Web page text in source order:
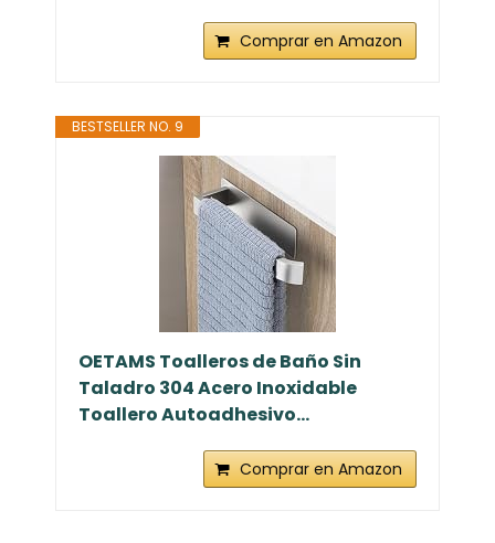
Comprar en Amazon
BESTSELLER NO. 9
OETAMS Toalleros de Baño Sin
Taladro 304 Acero Inoxidable
Toallero Autoadhesivo...
Comprar en Amazon